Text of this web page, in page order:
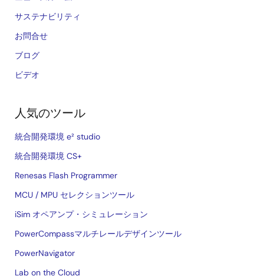
サステナビリティ
お問合せ
ブログ
ビデオ
人気のツール
統合開発環境 e² studio
統合開発環境 CS+
Renesas Flash Programmer
MCU / MPU セレクションツール
iSim オペアンプ・シミュレーション
PowerCompassマルチレールデザインツール
PowerNavigator
Lab on the Cloud